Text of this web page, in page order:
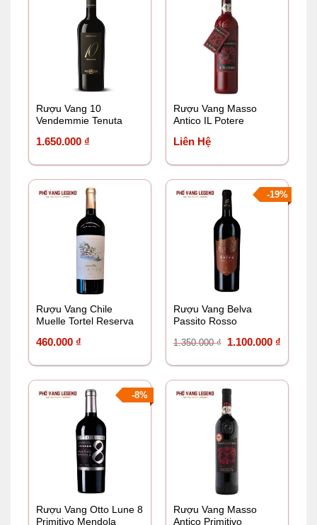
Rượu Vang 10
Vendemmie Tenuta
1.650.000 ₫
Rượu Vang Masso
Antico IL Potere
Liên Hệ
Rượu Vang Chile
Muelle Tortel Reserva
460.000 ₫
-19%
Rượu Vang Belva
Passito Rosso
1.350.000₫
Giá
1.350.000 ₫.
1.100.000 ₫Giá
hiện
-8%
Rượu Vang Otto Lune 8
Primitivo Mendola
Rượu Vang Masso
Antico Primitivo